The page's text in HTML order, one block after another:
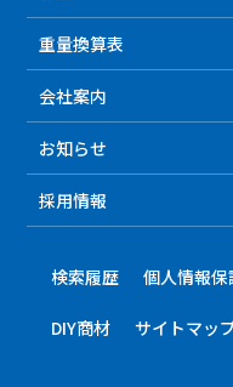
重量換算表
会社案内
お知らせ
採用情報
検索履歴 個人情報保
DIY商材 サイトマッ